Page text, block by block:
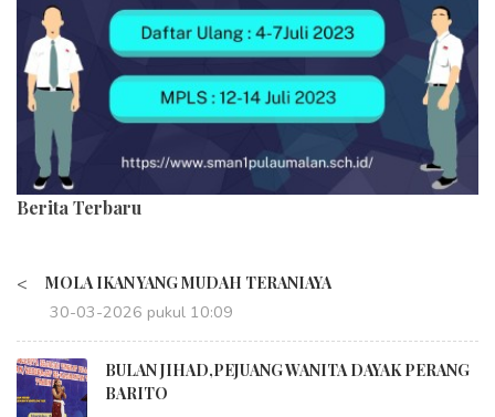
Berita Terbaru
< MOLA IKAN YANG MUDAH TERANIAYA
30-03-2026 pukul 10:09
BULAN JIHAD,PEJUANG WANITA DAYAK PERANG
BARITO